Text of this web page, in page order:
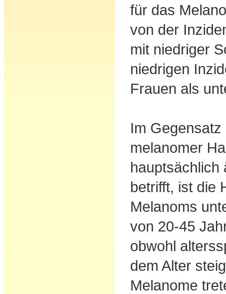
für das
von der
mit niedriger
niedrigen
Frauen als
Im
melanomer
hauptsächlich
betrifft, ist die
Melanoms
von 20-45
obwohl
dem Alter
Melanome